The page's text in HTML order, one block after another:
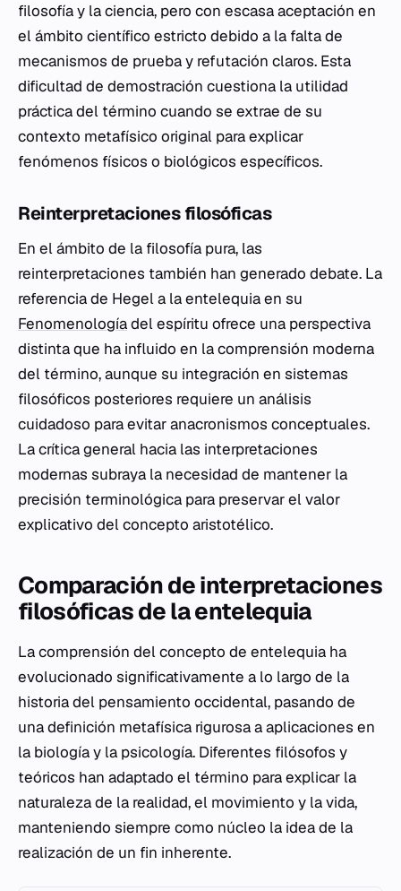
filosofía y la ciencia, pero con escasa aceptación en
el ámbito científico estricto debido a la falta de
mecanismos de prueba y refutación claros. Esta
dificultad de demostración cuestiona la utilidad
práctica del término cuando se extrae de su
contexto metafísico original para explicar
fenómenos físicos o biológicos específicos.
Reinterpretaciones filosóficas
En el ámbito de la filosofía pura, las
reinterpretaciones también han generado debate. La
referencia de Hegel a la entelequia en su
Fenomenologíadel espíritu ofrece una perspectiva
distinta que ha influido en la comprensión moderna
del término, aunque su integración en sistemas
filosóficos posteriores requiere un análisis
cuidadoso para evitar anacronismos conceptuales.
La crítica general hacia las interpretaciones
modernas subraya la necesidad de mantener la
precisión terminológica para preservar el valor
explicativo del concepto aristotélico.
Comparación de interpretaciones
filosóficas de la entelequia
La comprensión del concepto de entelequia ha
evolucionado significativamente a lo largo de la
historia del pensamiento occidental, pasando de
una definición metafísica rigurosa a aplicaciones en
la biología y la psicología. Diferentes filósofos y
teóricos han adaptado el término para explicar la
naturaleza de la realidad, el movimiento y la vida,
manteniendo siempre como núcleo la idea de la
realización de un fin inherente.